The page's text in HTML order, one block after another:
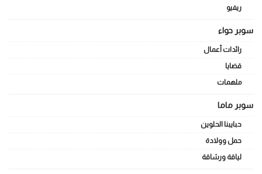
ريفيو
سوبر حواء
رائدات أعمال
قضايا
ملهمات
سوبر ماما
حبايبنا الحلوين
حمل وولادة
لياقة ورشاقة